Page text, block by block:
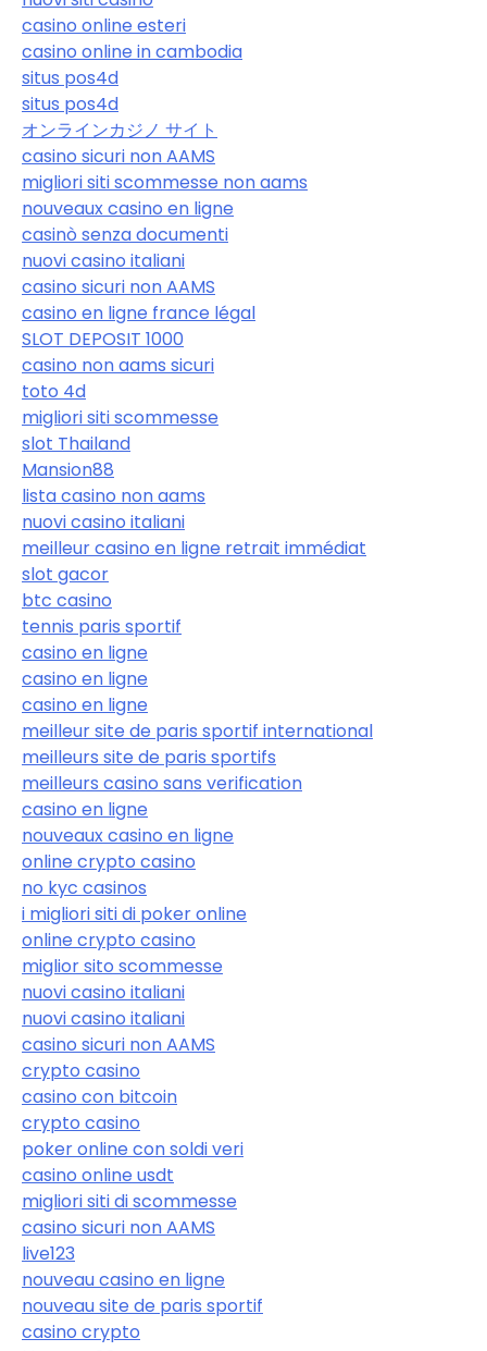
casino online esteri
casino online in cambodia
situs pos4d
situs pos4d
オンラインカジノ サイト
casino sicuri non AAMS
migliori siti scommesse non aams
nouveaux casino en ligne
casinò senza documenti
nuovi casino italiani
casino sicuri non AAMS
casino en ligne france légal
SLOT DEPOSIT 1000
casino non aams sicuri
toto 4d
migliori siti scommesse
slot Thailand
Mansion88
lista casino non aams
nuovi casino italiani
meilleur casino en ligne retrait immédiat
slot gacor
btc casino
tennis paris sportif
casino en ligne
casino en ligne
casino en ligne
meilleur site de paris sportif international
meilleurs site de paris sportifs
meilleurs casino sans verification
casino en ligne
nouveaux casino en ligne
online crypto casino
no kyc casinos
i migliori siti di poker online
online crypto casino
miglior sito scommesse
nuovi casino italiani
nuovi casino italiani
casino sicuri non AAMS
crypto casino
casino con bitcoin
crypto casino
poker online con soldi veri
casino online usdt
migliori siti di scommesse
casino sicuri non AAMS
live123
nouveau casino en ligne
nouveau site de paris sportif
casino crypto